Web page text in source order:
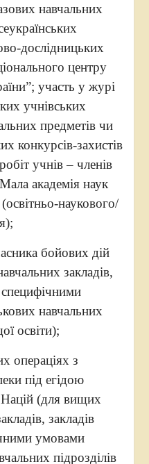
навчальних
дослідницьких
центру
участь у журі
учнівських
предметів чи
конкурсів-захистів
учнів – членів
академія наук
наукового/
бойових дій
закладів,
специфічними
навчальних
освіти);
операціях з
під егідою
Націй (для вищих
закладів
умовами
підрозділів